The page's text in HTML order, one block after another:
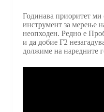
Годинава приоритет ми
инструмент за мерење
неопходен. Редно е
и да добие Г2
должиме на наредните